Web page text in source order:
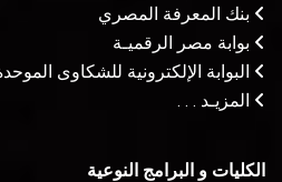
بنك المعرفة المصري
بوابة مصر الرقميـة
البوابة الإلكترونية للشكاوى
المزيـد . . .
الكليات و البرامج النوعية